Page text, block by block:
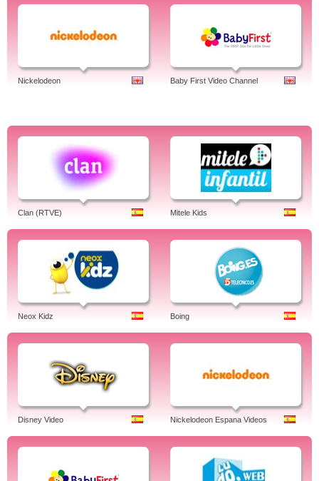
Nickelodeon Baby First Video Channel
Clan (RTVE) Mitele Kids
Neox Kidz Boing
Disney Video Nickelodeon Espana Videos